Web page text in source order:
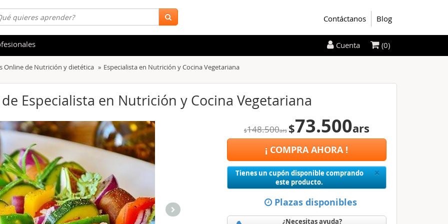
de Empresas
y Ocio
Marketing y Comunicación
Finanzas
Belleza y Moda
Comercial y Ventas
Medio Ambiente
Contáctanos Blog
Online de Nutrición y dietética Especialista en Nutrición y Cocina Vegetariana
Especialista en Nutrición y Cocina Vegetariana
$148.500ars $73.500ars
¡ COMPRA AHORA !
×Close
Tienes un cupón disponible comprando
este producto.
Plazas disponibles
¿Necesitas ayuda?
Cuenta (0)